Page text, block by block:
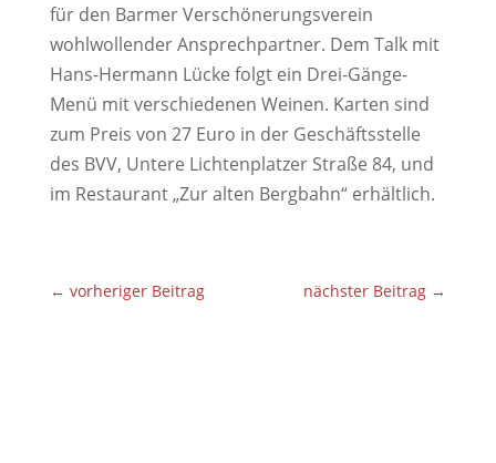
für den Barmer Verschönerungsverein
wohlwollender Ansprechpartner. Dem Talk mit
Hans-Hermann Lücke folgt ein Drei-Gänge-
Menü mit verschiedenen Weinen. Karten sind
zum Preis von 27 Euro in der Geschäftsstelle
des BVV, Untere Lichtenplatzer Straße 84, und
im Restaurant „Zur alten Bergbahn“ erhältlich.
← vorheriger Beitrag nächster Beitrag →